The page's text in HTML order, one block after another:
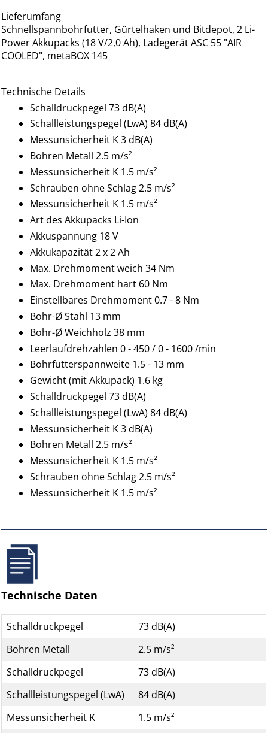
Lieferumfang
Schnellspannbohrfutter, Gürtelhaken und Bitdepot, 2 Li-
Power Akkupacks (18 V/2,0 Ah), Ladegerät ASC 55 "AIR
COOLED", metaBOX 145
Technische Details
Schalldruckpegel 73 dB(A)
Schallleistungspegel (LwA) 84 dB(A)
Messunsicherheit K 3 dB(A)
Bohren Metall 2.5 m/s²
Messunsicherheit K 1.5 m/s²
Schrauben ohne Schlag 2.5 m/s²
Messunsicherheit K 1.5 m/s²
Art des Akkupacks Li-Ion
Akkuspannung 18 V
Akkukapazität 2 x 2 Ah
Max. Drehmoment weich 34 Nm
Max. Drehmoment hart 60 Nm
Einstellbares Drehmoment 0.7 - 8 Nm
Bohr-Ø Stahl 13 mm
Bohr-Ø Weichholz 38 mm
Leerlaufdrehzahlen 0 - 450 / 0 - 1600 /min
Bohrfutterspannweite 1.5 - 13 mm
Gewicht (mit Akkupack) 1.6 kg
Schalldruckpegel 73 dB(A)
Schallleistungspegel (LwA) 84 dB(A)
Messunsicherheit K 3 dB(A)
Bohren Metall 2.5 m/s²
Messunsicherheit K 1.5 m/s²
Schrauben ohne Schlag 2.5 m/s²
Messunsicherheit K 1.5 m/s²
Technische Daten
Schalldruckpegel
73 dB(A)
Bohren Metall
2.5 m/s²
Schalldruckpegel
73 dB(A)
Schallleistungspegel (LwA)
84 dB(A)
Messunsicherheit K
1.5 m/s²